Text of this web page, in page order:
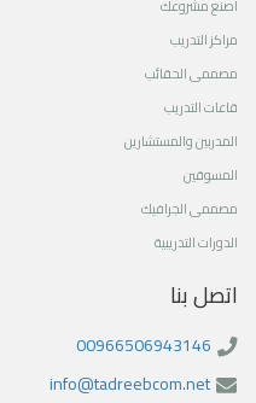
اصنع مشروعك
مراكز التدريب
مصممى الحقائب
قاعات التدريب
المدربين والمستشارين
المسوقين
مصممى الجرافيك
الدورات التدريبية
اتصل بنا
00966506943146
info@tadreebcom.net